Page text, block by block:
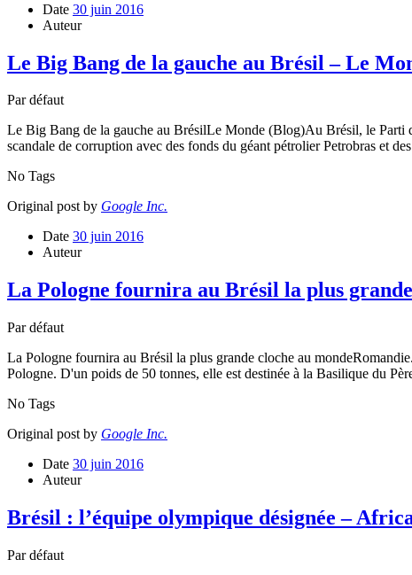
Date 30 juin 2016
Auteur
Le Big Bang de la gauche au Brésil – Le
Par défaut
Le Big Bang de la gauche au BrésilLe Monde (Blog)Au Brésil, le Parti
scandale de corruption avec des fonds du géant pétrolier Petrobras et
No Tags
Original post by Google Inc.
Date 30 juin 2016
Auteur
La Pologne fournira au Brésil la plus
Par défaut
La Pologne fournira au Brésil la plus grande cloche au
Pologne. D'un poids de 50 tonnes, elle est destinée à la Basilique du
No Tags
Original post by Google Inc.
Date 30 juin 2016
Auteur
Brésil : l’équipe olympique désignée –
Par défaut